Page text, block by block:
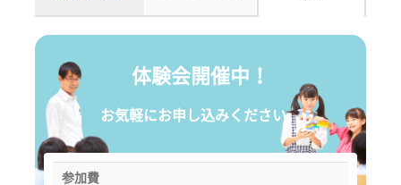
体験会開催中！
お気軽にお申し込みください。
参加費